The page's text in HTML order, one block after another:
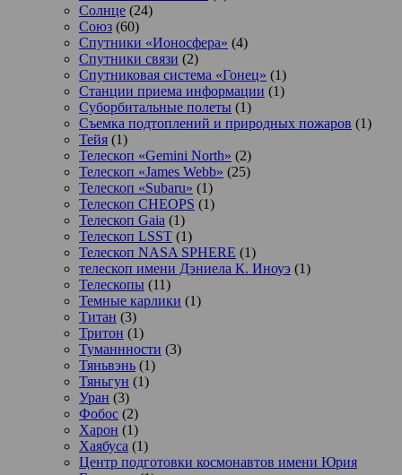
Солнце (24)
Союз (60)
Спутники «Ионосфера» (4)
Спутники связи (2)
Спутниковая система «Гонец» (1)
Станции приема информации (1)
Суборбитальные полеты (1)
Съемка подтоплений и природных пожаров (1)
Тейя (1)
Телескоп «Gemini North» (2)
Телескоп «James Webb» (25)
Телескоп «Subaru» (1)
Телескоп CHEOPS (1)
Телескоп Gaia (1)
Телескоп LSST (1)
Телескоп NASA SPHERE (1)
телескоп имени Дэниела К. Иноуэ (1)
Телескопы (11)
Темные карлики (1)
Титан (3)
Тритон (1)
Туманнности (3)
Тяньвэнь (1)
Тяньгун (1)
Уран (3)
Фобос (2)
Харон (1)
Хаябуса (1)
Центр подготовки космонавтов имени Юрия